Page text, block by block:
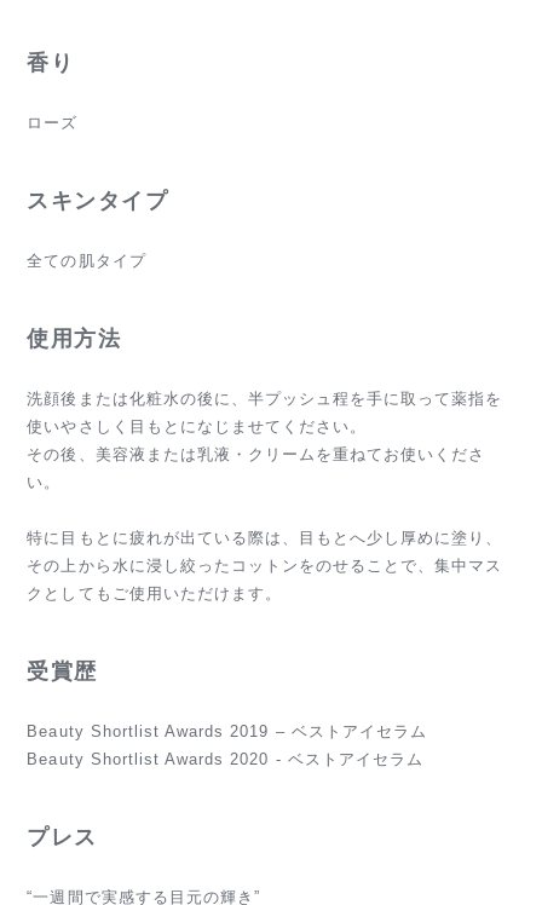
香り
ローズ
スキンタイプ
全ての肌タイプ
使用方法
洗顔後または化粧水の後に、半プッシュ程を手に取って薬指を
使いやさしく目もとになじませてください。
その後、美容液または乳液・クリームを重ねてお使いくださ
い。
特に目もとに疲れが出ている際は、目もとへ少し厚めに塗り、
その上から水に浸し絞ったコットンをのせることで、集中マス
クとしてもご使用いただけます。
受賞歴
Beauty Shortlist Awards 2019 – ベストアイセラム
Beauty Shortlist Awards 2020 - ベストアイセラム
プレス
“一週間で実感する目元の輝き”